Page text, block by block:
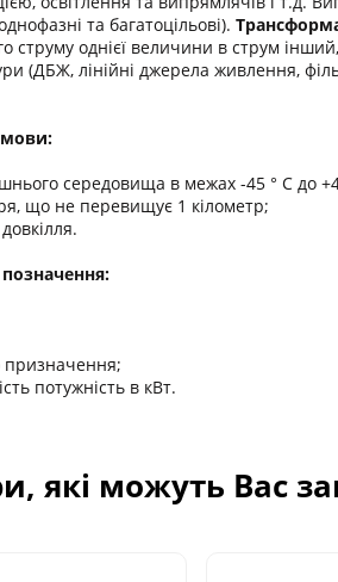
та багатоцільові).
струму однієї величини в струм
(ДБЖ, лінійні джерела живлення,
середовища в межах -45 ° C до
що не перевищує 1 кілометр;
призначення;
потужність в кВт.
які можуть Вас